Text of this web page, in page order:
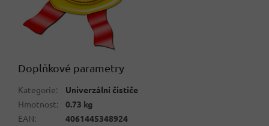
Doplňkové parametry
Kategorie:
Univerzální čističe
Hmotnost:
0.73 kg
EAN: 4061445348924